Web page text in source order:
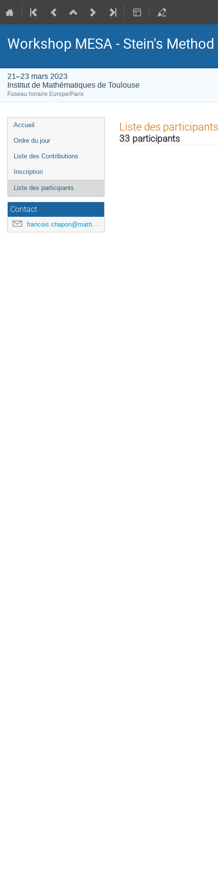
Workshop MESA - Stein's
21–23 mars 2023
Institut de Mathématiques de Toulouse
Fuseau horaire Europe/Paris
Menu
de
Accueil
Ordre du jour
Liste des Contributions
Inscription
Liste des participants
Contact
francois.chapon@math.univ-toulouse.fr
Liste des participants
33 participants